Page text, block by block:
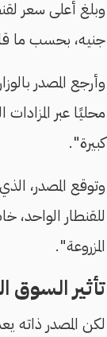
جنيه، بحسب ما
وأرجع المصدر
محليًا عبر
كبيرة".
المزروعة".
تأثير السوق
لكن المصدر ذاته